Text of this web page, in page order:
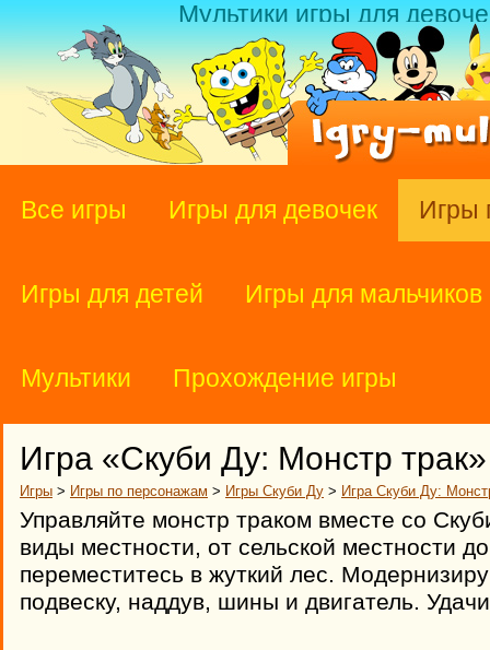
Мультики игры для
Все игры Игры для девочек Игры
Игры для детей Игры для мальчиков
Мультики Прохождение игры
Игра «Скуби Ду: Монстр трак»
Игры > Игры по персонажам > Игры Скуби Ду > Игра Скуби Ду:
Управляйте монстр траком вместе со
виды местности, от сельской местности
переместитесь в жуткий лес.
подвеску, наддув, шины и двигатель.